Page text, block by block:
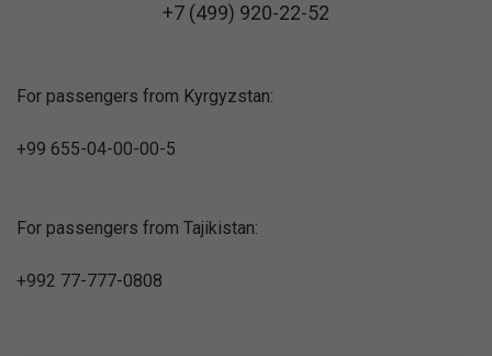
+7 (499) 920-22-52
For passengers from Kyrgyzstan:
+99 655-04-00-00-5
For passengers from Tajikistan:
+992 77-777-0808